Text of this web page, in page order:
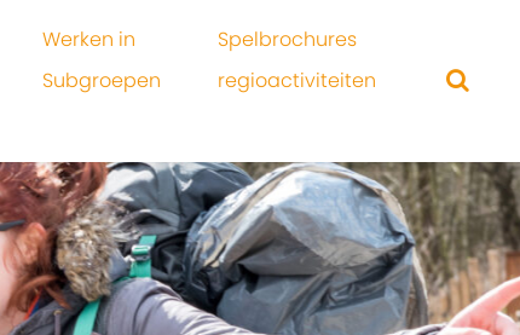
Werken in
Subgroepen
Spelbrochures
regioactiviteiten